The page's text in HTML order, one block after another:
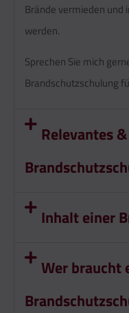
Brände vermieden
werden.
Sprechen Sie mich
Brandschutzschulung
Relevantes
Inhalt einer
Wer braucht